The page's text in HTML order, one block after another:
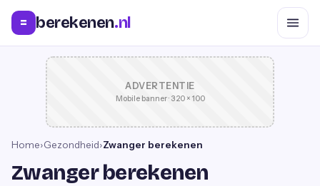
= berekenen.nl
ADVERTENTIE
Mobile banner · 320 × 100
Home›Gezondheid›Zwanger berekenen
Zwanger berekenen